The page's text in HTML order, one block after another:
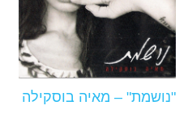
"נושמת" – מאיה בוסקילה